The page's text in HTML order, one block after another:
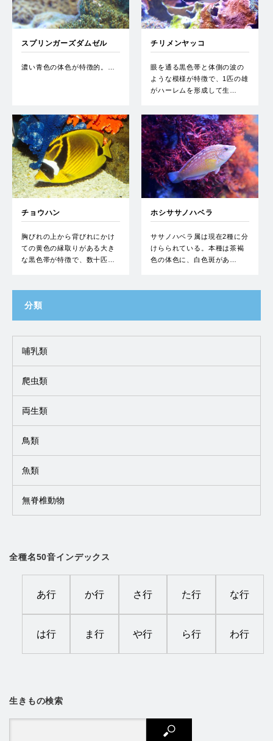
スプリンガーズダムゼル
濃い青色の体色が特徴的。…
チリメンヤッコ
眼を通る黒色帯と体側の波の
ような模様が特徴で、1匹の雄
がハーレムを形成して生…
チョウハン
胸びれの上から背びれにかけ
ての黄色の縁取りがある大き
な黒色帯が特徴で、数十匹…
ホシササノハベラ
ササノハベラ属は現在2種に分
けらられている。本種は茶褐
色の体色に、白色斑があ…
分類
哺乳類
爬虫類
両生類
鳥類
魚類
無脊椎動物
全種名50音インデックス
あ行 か行 さ行 た行 な行
は行 ま行 や行 ら行 わ行
生きもの検索